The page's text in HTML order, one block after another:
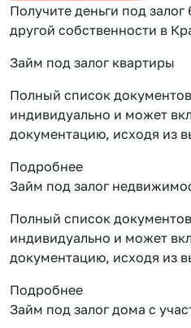
Получите деньги под
другой собственности в
Займ под залог квартиры
Полный список
индивидуально и может
документацию, исходя из
Подробнее
Займ под залог
Полный список
индивидуально и может
документацию, исходя из
Подробнее
Займ под залог дома с